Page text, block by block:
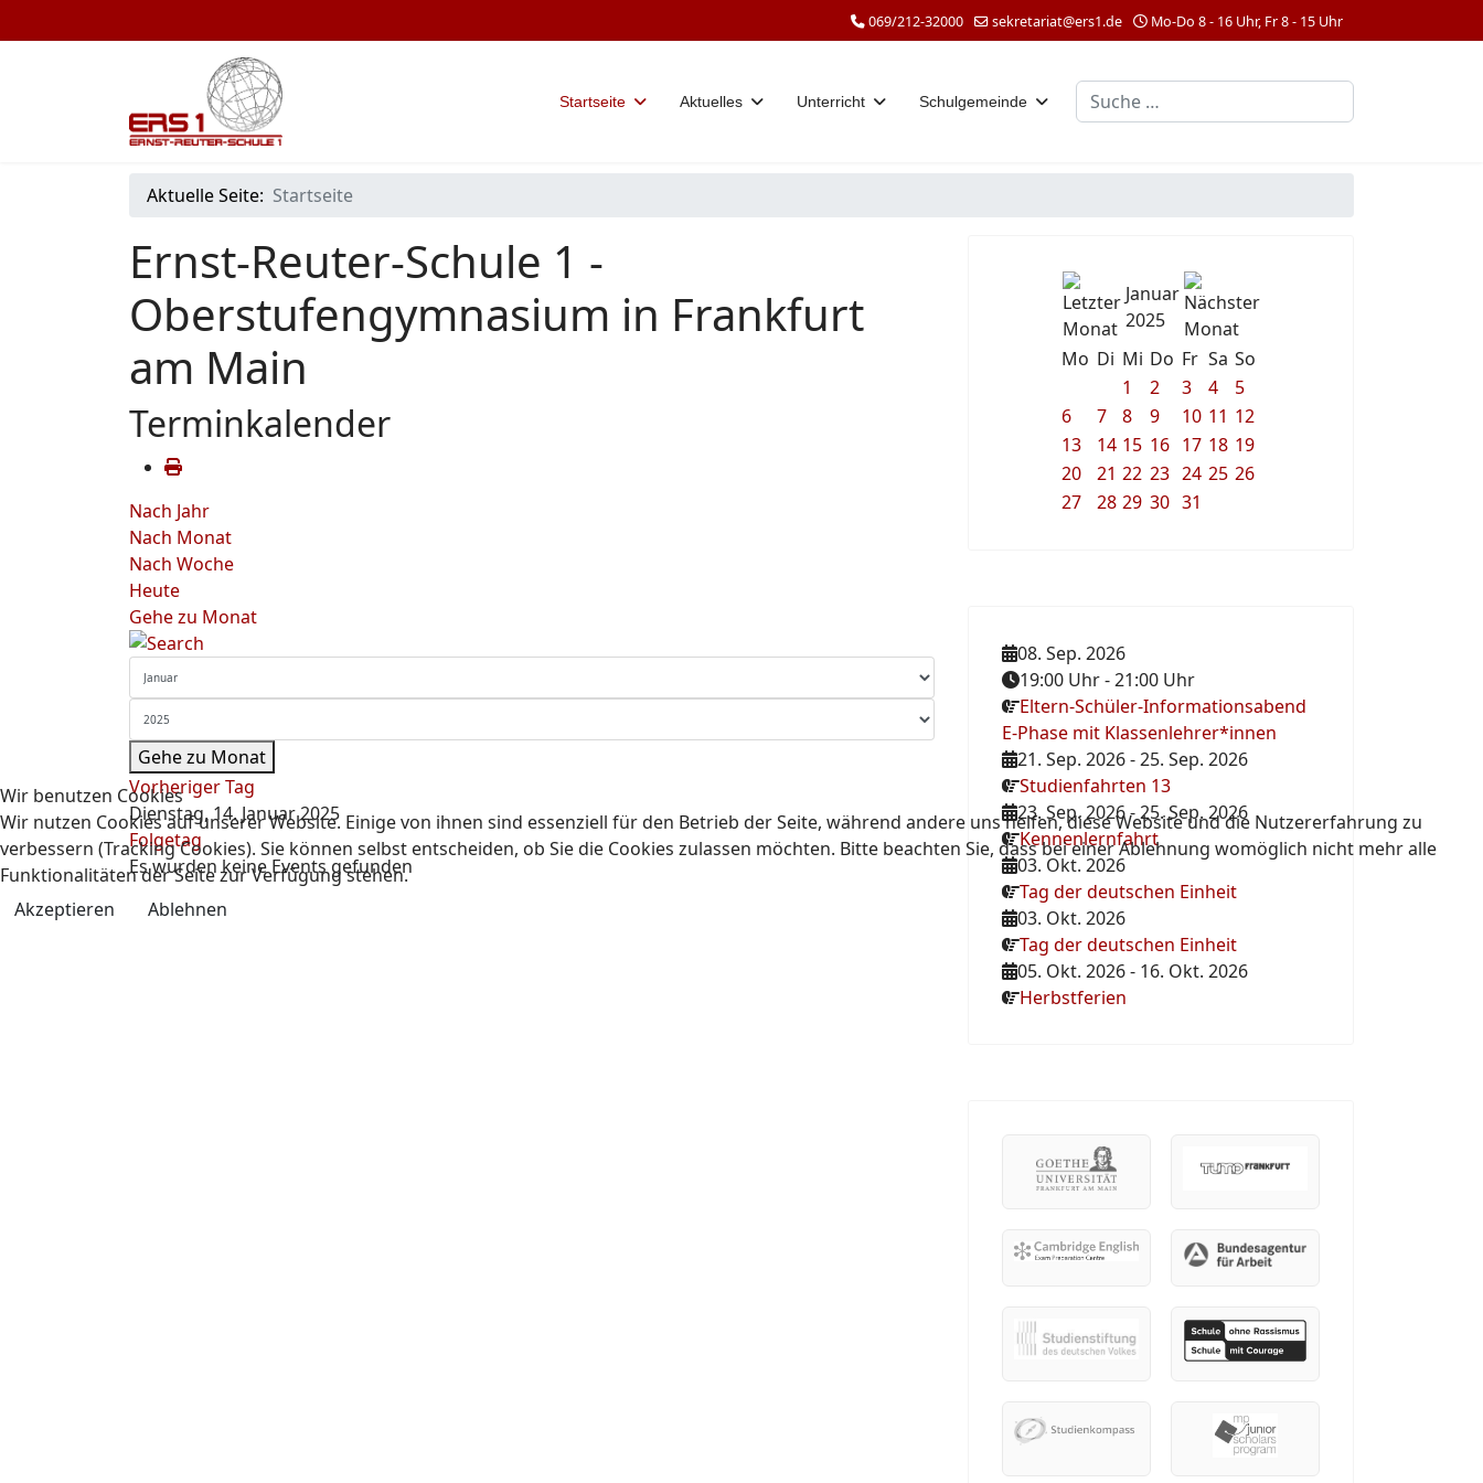
069/212-32000 sekretariat@ers1.de Mo-Do 8 - 16 Uhr, Fr 8 - 15 Uhr
Startseite Aktuelles Unterricht Schulgemeinde Suchen
Aktuelle Seite: Startseite
Ernst-Reuter-Schule 1 -
Oberstufengymnasium in Frankfurt
am Main
Terminkalender
Nach Jahr
Nach Monat
Nach Woche
Heute
Gehe zu Monat
Gehe zu Monat
Vorheriger Tag
Dienstag, 14. Januar 2025
Folgetag
Es wurden keine Events gefunden
Januar
2025
Mo Di Mi Do Fr Sa So
1
2 3 4
5
6
7 8 9 10 11 12
13
14 15 16 17 18 19
20
21 22 23 24 25 26
27
28 29 30 31
08. Sep. 2026
19:00 Uhr-21:00 Uhr
Eltern-Schüler-Informationsabend
E-Phase mit Klassenlehrer*innen
21. Sep. 2026-25. Sep. 2026
Studienfahrten 13
23. Sep. 2026-25. Sep. 2026
Kennenlernfahrt
03. Okt. 2026
Tag der deutschen Einheit
03. Okt. 2026
Tag der deutschen Einheit
05. Okt. 2026- 16. Okt. 2026
Herbstferien
Wir benutzen Cookies
Wir nutzen Cookies auf unserer Website. Einige von ihnen sind essenziell für den Betrieb der Seite, während andere uns helfen, diese Website und die Nutzererfahrung zu
verbessern (Tracking Cookies). Sie können selbst entscheiden, ob Sie die Cookies zulassen möchten. Bitte beachten Sie, dass bei einer Ablehnung womöglich nicht mehr alle
Funktionalitäten der Seite zur Verfügung stehen.
Akzeptieren
Ablehnen